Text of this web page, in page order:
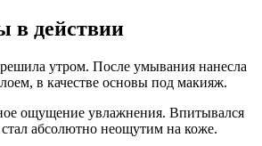
в действии
утром. После умывания нанесла
в качестве основы под макияж.
ощущение увлажнения. Впитывался
абсолютно неощутим на коже.